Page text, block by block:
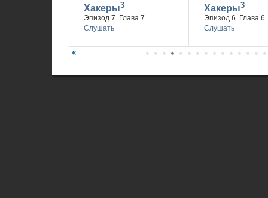
Хакеры3
Эпизод 7. Глава 7
Слушать
Хакеры3
Эпизод 6. Глава 6
Слушать